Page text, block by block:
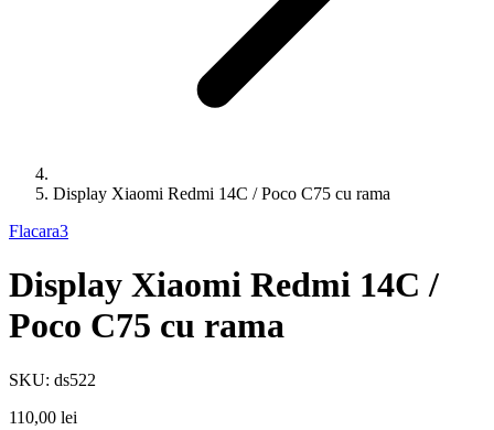
Display Xiaomi Redmi 14C / Poco C75 cu rama
Flacara3
Display Xiaomi Redmi 14C /
Poco C75 cu rama
SKU: ds522
110,00 lei